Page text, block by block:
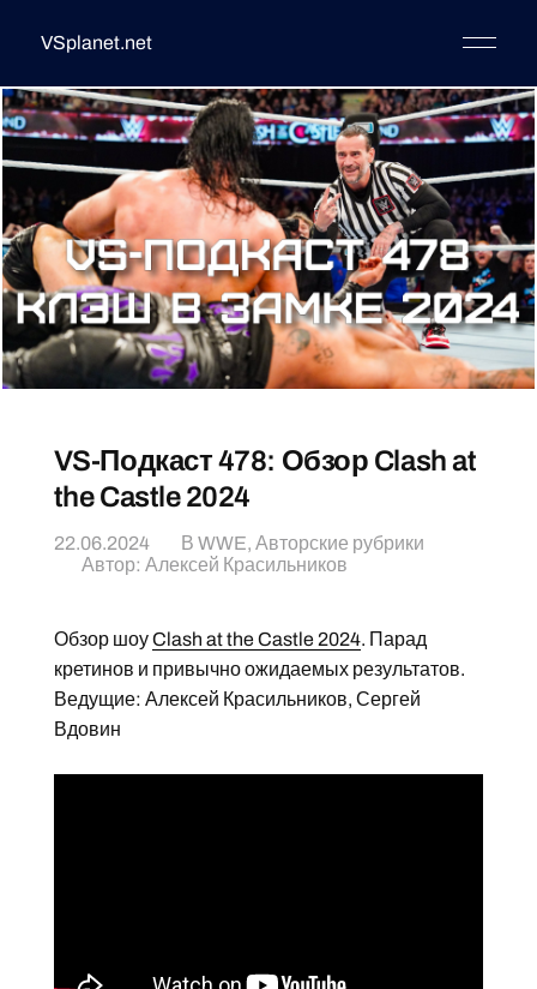
VSplanet.net
VS-Подкаст 478: Обзор Clash at
the Castle 2024
22.06.2024 В WWE, Авторские рубрики
Автор: Алексей Красильников
Обзор шоуClash at the Castle 2024. Парад
кретинов и привычно ожидаемых результатов.
Ведущие: Алексей Красильников, Сергей
Вдовин